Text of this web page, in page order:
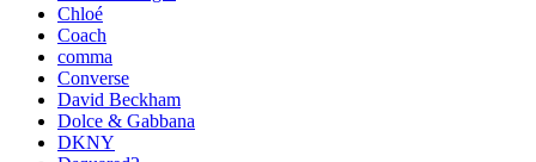
Chloé
Coach
comma
Converse
David Beckham
Dolce & Gabbana
DKNY